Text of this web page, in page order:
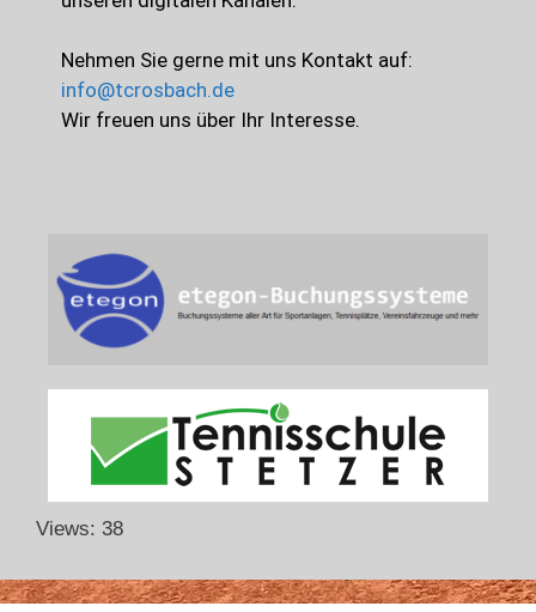
Nehmen Sie gerne mit uns Kontakt auf:
info@tcrosbach.de
Wir freuen uns über Ihr Interesse.
Views: 38